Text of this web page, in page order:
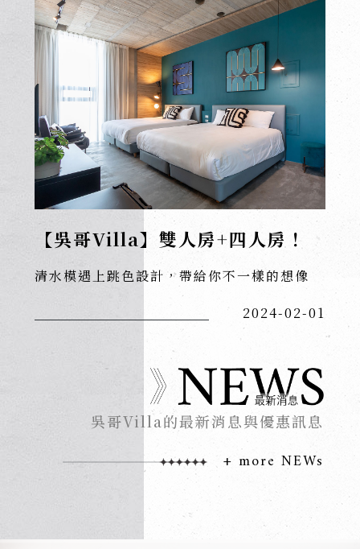
【吳哥Villa】雙人房+四人房！
清水模遇上跳色設計，帶給你不一樣的想像
2024-02-01
吳哥Villa的最新消息與優惠訊息
+ more NEWs